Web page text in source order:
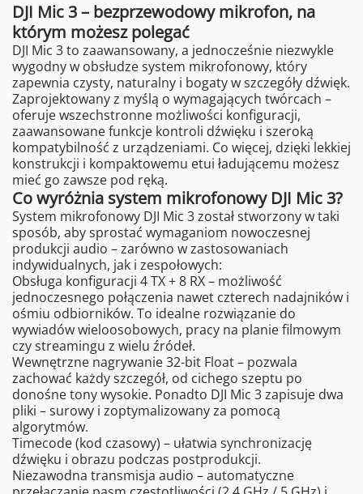
DJI Mic 3 – bezprzewodowy mikrofon, na
którym możesz polegać
DJI Mic 3 to zaawansowany, a jednocześnie niezwykle
wygodny w obsłudze system mikrofonowy, który
zapewnia czysty, naturalny i bogaty w szczegóły dźwięk.
Zaprojektowany z myślą o wymagających twórcach –
oferuje wszechstronne możliwości konfiguracji,
zaawansowane funkcje kontroli dźwięku i szeroką
kompatybilność z urządzeniami. Co więcej, dzięki lekkiej
konstrukcji i kompaktowemu etui ładującemu możesz
mieć go zawsze pod ręką.
Co wyróżnia system mikrofonowy DJI Mic 3?
System mikrofonowy DJI Mic 3 został stworzony w taki
sposób, aby sprostać wymaganiom nowoczesnej
produkcji audio – zarówno w zastosowaniach
indywidualnych, jak i zespołowych:
Obsługa konfiguracji 4 TX + 8 RX – możliwość
jednoczesnego połączenia nawet czterech nadajników i
ośmiu odbiorników. To idealne rozwiązanie do
wywiadów wieloosobowych, pracy na planie filmowym
czy streamingu z wielu źródeł.
Wewnętrzne nagrywanie 32-bit Float – pozwala
zachować każdy szczegół, od cichego szeptu po
donośne tony wysokie. Ponadto DJI Mic 3 zapisuje dwa
pliki – surowy i zoptymalizowany za pomocą
algorytmów.
Timecode (kod czasowy) – ułatwia synchronizację
dźwięku i obrazu podczas postprodukcji.
Niezawodna transmisja audio – automatyczne